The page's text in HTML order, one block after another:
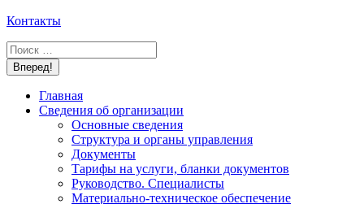
Контакты
Поиск:
Главная
Сведения об организации
Основные сведения
Структура и органы управления
Документы
Тарифы на услуги, бланки документов
Руководство. Специалисты
Материально-техническое обеспечение